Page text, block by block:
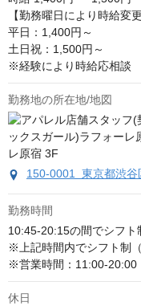
【勤務曜日により時給変更
平日：1,400円～
土日祝：1,500円～
※経験により時給応相談
勤務地の所在地/地図
150-0001 東京都渋谷
勤務時間
10:45-20:15の間でシフト
※上記時間内でシフト制
※営業時間：11:00‐20:00
休日